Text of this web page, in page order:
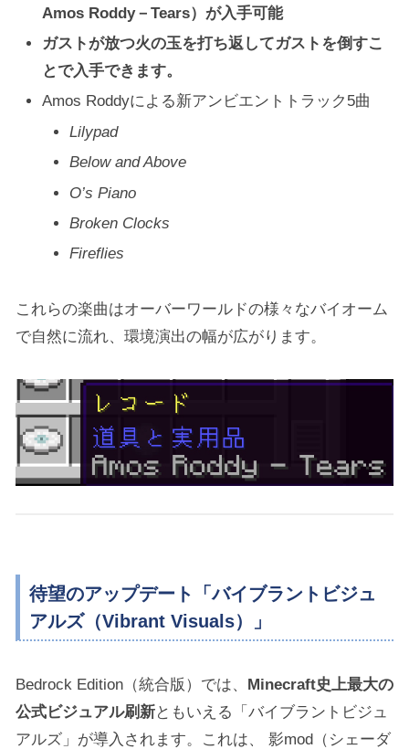
Amos Roddy－Tears）が入手可能
ガストが放つ火の玉を打ち返してガストを倒すこ
とで入手できます。
Amos Roddyによる新アンビエントトラック5曲
Lilypad
Below and Above
O’s Piano
Broken Clocks
Fireflies
これらの楽曲はオーバーワールドの様々なバイオーム
で自然に流れ、環境演出の幅が広がります。
待望のアップデート「バイブラントビジュ
アルズ（Vibrant Visuals）」
Bedrock Edition（統合版）では、 Minecraft史上最大の
公式ビジュアル刷新ともいえる「バイブラントビジュ
アルズ」が導入されます。これは、 影mod（シェーダ